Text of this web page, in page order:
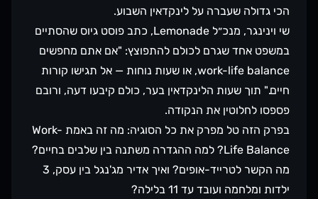
הכי גדולה שעברה על לינקדאין השבוע.
שי וינינגר, מנכ״ל Lemonade, כתב פוסט גיוס שהסתיים
במשפט אחד שגרם לכולם להתפוצץ: "אם אתם מחפשים
work-life balance, או שעות נוחות — אל תגישו קורות
חיים." תוך שעות הלינקדאין בער, כולם קיבעו דעה, ורובם
פספסו לחלוטין את הנקודה.
בפרק הזה טל מפרק את כל הסוגיה: מה זה באמת Work-
Life Balance? למה ההגדרה משתנה בין שלבים בחיים?
מה הקשר לטרייד-אופים? ואיך אדיר מג'נגל בין עסק, 3
ילדות ומלחמה ועובד עד 11 בלילה?